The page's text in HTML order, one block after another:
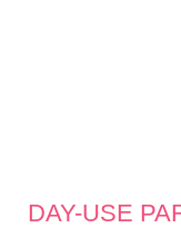
DAY-USE